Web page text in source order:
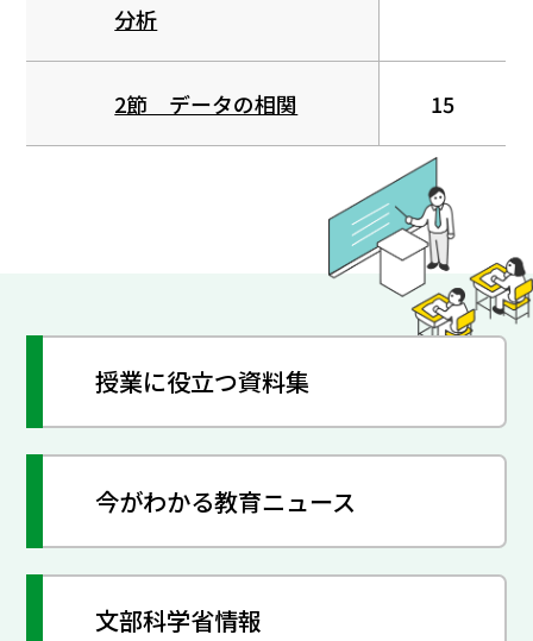
分析
2節 データの相関 15
授業に役立つ資料集
今がわかる教育ニュース
文部科学省情報